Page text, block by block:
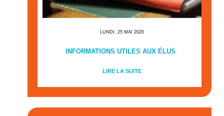
LUNDI, 25 MAI 2020
INFORMATIONS UTILES AUX ÉLUS
LIRE LA SUITE